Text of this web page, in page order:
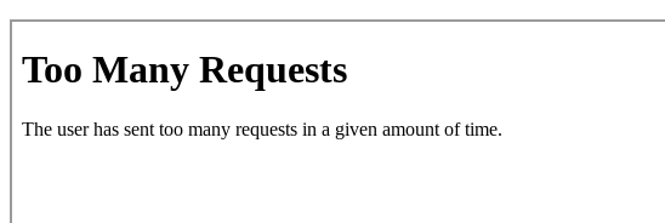
Zum
Inhalt